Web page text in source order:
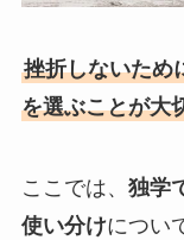
挫折しないため
を選ぶことが大
ここでは、 独学
使い分けについ